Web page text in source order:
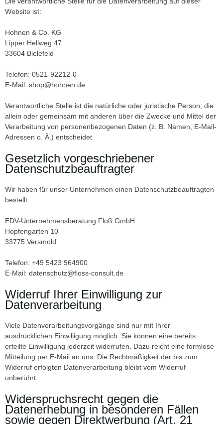
Website ist:
Hohnen & Co. KG
Lipper Hellweg 47
33604 Bielefeld
Telefon: 0521-92212-0
E-Mail: shop@hohnen.de
Verantwortliche Stelle ist die natürliche oder juristische Person, die
allein oder gemeinsam mit anderen über die Zwecke und Mittel der
Verarbeitung von personenbezogenen Daten (z. B. Namen, E-Mail-
Adressen o. Ä.) entscheidet.
Gesetzlich vorgeschriebener
Datenschutzbeauftragter
Wir haben für unser Unternehmen einen Datenschutzbeauftragten
bestellt.
EDV-Unternehmensberatung Floß GmbH
Hopfengarten 10
33775 Versmold
Telefon: +49 5423 964900
E-Mail: datenschutz@floss-consult.de
Widerruf Ihrer Einwilligung zur
Datenverarbeitung
Viele Datenverarbeitungsvorgänge sind nur mit Ihrer
ausdrücklichen Einwilligung möglich. Sie können eine bereits
erteilte Einwilligung jederzeit widerrufen. Dazu reicht eine formlose
Mitteilung per E-Mail an uns. Die Rechtmäßigkeit der bis zum
Widerruf erfolgten Datenverarbeitung bleibt vom Widerruf
unberührt.
Widerspruchsrecht gegen die
Datenerhebung in besonderen Fällen
sowie gegen Direktwerbung (Art. 21